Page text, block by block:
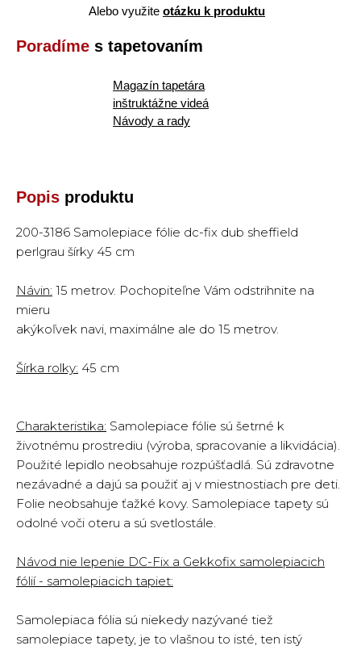
Alebo využite otázku k produktu
Poradíme s tapetovaním
Magazín tapetára
inštruktážne videá
Návody a rady
Popis produktu
200-3186 Samolepiace fólie dc-fix dub sheffield
perlgrau šírky 45 cm
Návin: 15 metrov. Pochopiteľne Vám odstrihnite na
mieru
akýkoľvek navi, maximálne ale do 15 metrov.
Šírka rolky: 45 cm
Charakteristika: Samolepiace fólie sú šetrné k
životnému prostrediu (výroba, spracovanie a likvidácia).
Použité lepidlo neobsahuje rozpúšťadlá. Sú zdravotne
nezávadné a dajú sa použiť aj v miestnostiach pre deti.
Folie neobsahuje ťažké kovy. Samolepiace tapety sú
odolné voči oteru a sú svetlostále.
Návod nie lepenie DC-Fix a Gekkofix samolepiacich
fólií - samolepiacich tapiet:
Samolepiaca fólia sú niekedy nazývané tiež
samolepiace tapety, je to vlašnou to isté, ten istý